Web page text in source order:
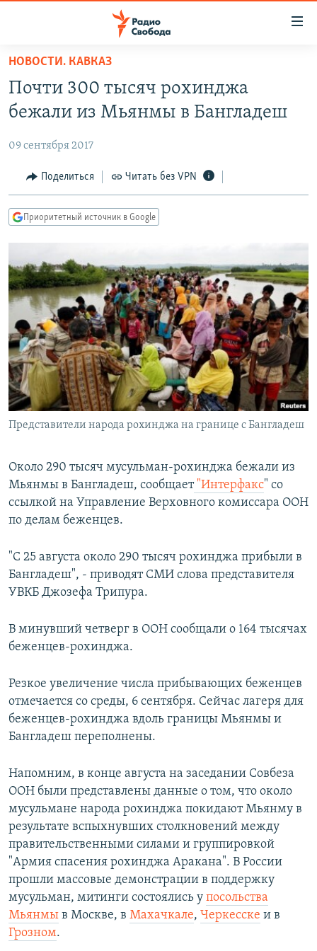
упрощенного
доступа
Вернуться
основному
Вернутся
главной
навигации
Вернутся
поиску
ПОДКАСТЫ
ЦИТАТЫ СВОБОДЫ
МНЕНИЯ
IDEL.РЕАЛИИ
СЕВЕР.РЕАЛИИ
СИБИРЬ.РЕАЛИИ
РАСПИСАНИЕ ВЕЩАНИЯ
ПОДПИШИТЕСЬ НА РАССЫЛКУ
СОЦИАЛЬНЫЕ СЕТИ
Все сайты РСЕ/РС
НОВОСТИ. КАВКАЗ
Почти 300 тысяч рохинджа
бежали из Мьянмы в Бангладеш
09 сентября 2017
Поделиться Читать без VPN
Приоритетный источник в Google
Представители народа рохинджа на границе с Бангладеш
Около 290 тысяч мусульман-рохинджа бежали из
Мьянмы в Бангладеш, сообщает"Интерфакс" со
ссылкой на Управление Верховного комиссара ООН
по делам беженцев.
"С 25 августа около 290 тысяч рохинджа прибыли в
Бангладеш", - приводят СМИ слова представителя
УВКБ Джозефа Трипура.
В минувший четверг в ООН сообщали о 164 тысячах
беженцев-рохинджа.
Резкое увеличение числа прибывающих беженцев
отмечается со среды, 6 сентября. Сейчас лагеря для
беженцев-рохинджа вдоль границы Мьянмы и
Бангладеш переполнены.
Напомним, в конце августа на заседании Совбеза
ООН были представлены данные о том, что около
мусульмане народа рохинджа покидают Мьянму в
результате вспыхнувших столкновений между
правительственными силами и группировкой
"Армия спасения рохинджа Аракана". В России
прошли массовые демонстрации в поддержку
мусульман, митинги состоялись у посольства
Мьянмы в Москве, в Махачкале, Черкесске и в
Грозном.